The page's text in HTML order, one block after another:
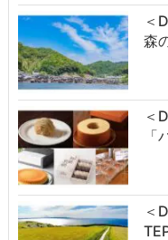
＜
森
＜
＜